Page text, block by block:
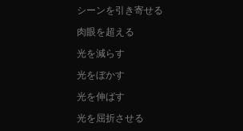
シーンを引き寄せる
肉眼を超える
光を減らす
光をぼかす
光を伸ばす
光を屈折させる